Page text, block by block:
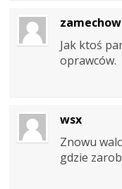
Jak ktoś
oprawców.
wsx
Znowu
gdzie